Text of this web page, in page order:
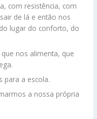
com resistência, com
de lá e então nos
lugar do conforto, do
nos alimenta, que
para a escola.
a nossa própria